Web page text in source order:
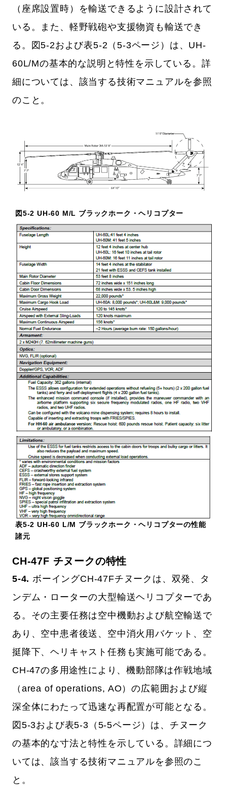
（座席設置時）を輸送できるように設計されて
いる。また、軽野戦砲や支援物資も輸送でき
る。図5-2および表5-2（5-3ページ）は、UH-
60L/Mの基本的な説明と特性を示している。詳
細については、該当する技術マニュアルを参照
のこと。
図5-2 UH-60 M/L ブラックホーク・ヘリコプター
表5-2 UH-60 L/M ブラックホーク・ヘリコプターの性能
諸元
CH-47F チヌークの特性
5-4. ボーイングCH-47Fチヌークは、双発、タ
ンデム・ローターの大型輸送ヘリコプターであ
る。その主要任務は空中機動および航空輸送で
あり、空中患者後送、空中消火用バケット、空
挺降下、ヘリキャスト任務も実施可能である。
CH-47の多用途性により、機動部隊は作戦地域
（area of operations, AO）の広範囲および縦
深全体にわたって迅速な再配置が可能となる。
図5-3および表5-3（5-5ページ）は、チヌーク
の基本的な寸法と特性を示している。詳細につ
いては、該当する技術マニュアルを参照のこ
と。